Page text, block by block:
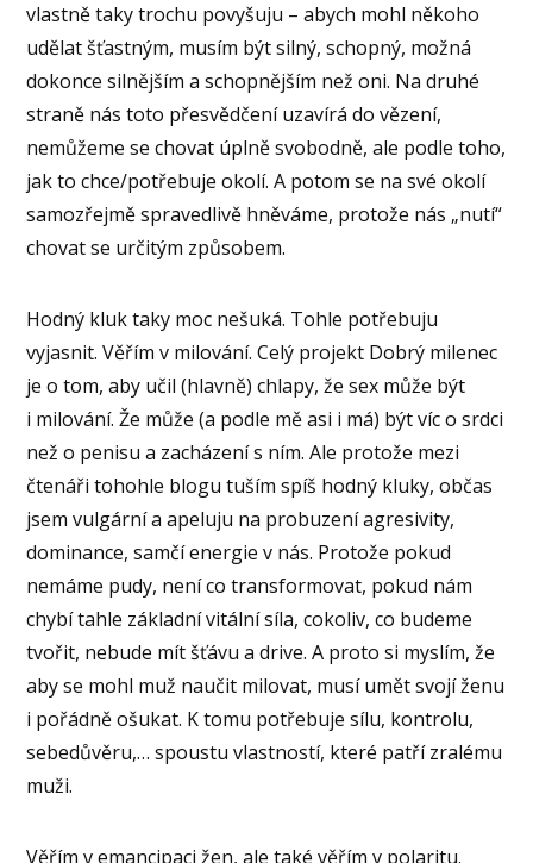
vlastně taky trochu povyšuju – abych mohl někoho
udělat šťastným, musím být silný, schopný, možná
dokonce silnějším a schopnějším než oni. Na druhé
straně nás toto přesvědčení uzavírá do vězení,
nemůžeme se chovat úplně svobodně, ale podle toho,
jak to chce/potřebuje okolí. A potom se na své okolí
samozřejmě spravedlivě hněváme, protože nás „nutí“
chovat se určitým způsobem.
Hodný kluk taky moc nešuká. Tohle potřebuju
vyjasnit. Věřím v milování. Celý projekt Dobrý milenec
je o tom, aby učil (hlavně) chlapy, že sex může být
i milování. Že může (a podle mě asi i má) být víc o srdci
než o penisu a zacházení s ním. Ale protože mezi
čtenáři tohohle blogu tuším spíš hodný kluky, občas
jsem vulgární a apeluju na probuzení agresivity,
dominance, samčí energie v nás. Protože pokud
nemáme pudy, není co transformovat, pokud nám
chybí tahle základní vitální síla, cokoliv, co budeme
tvořit, nebude mít šťávu a drive. A proto si myslím, že
aby se mohl muž naučit milovat, musí umět svojí ženu
i pořádně ošukat. K tomu potřebuje sílu, kontrolu,
sebedůvěru,… spoustu vlastností, které patří zralému
muži.
Věřím v emancipaci žen, ale také věřím v polaritu.